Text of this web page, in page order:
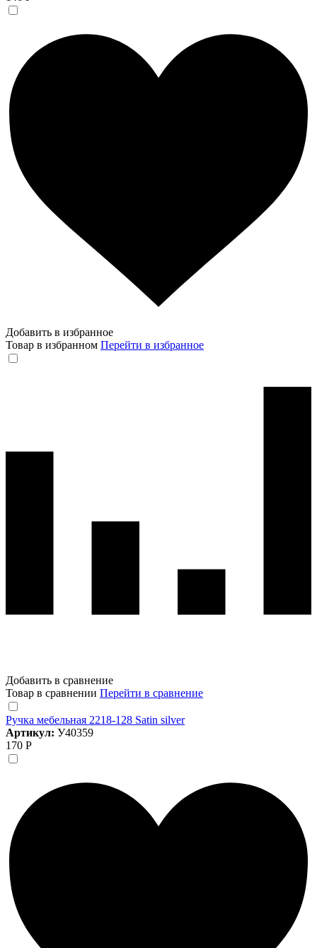
Добавить в избранное
Товар в избранном Перейти в избранное
Добавить в сравнение
Товар в сравнении Перейти в сравнение
Ручка мебельная 2218-128 Satin silver
Артикул: У40359
170 Р